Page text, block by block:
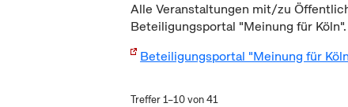
Alle Veranstaltungen mit/zu
Beteiligungsportal "Meinung für Köln".
Beteiligungsportal "Meinung für
Treffer 1–10 von 41